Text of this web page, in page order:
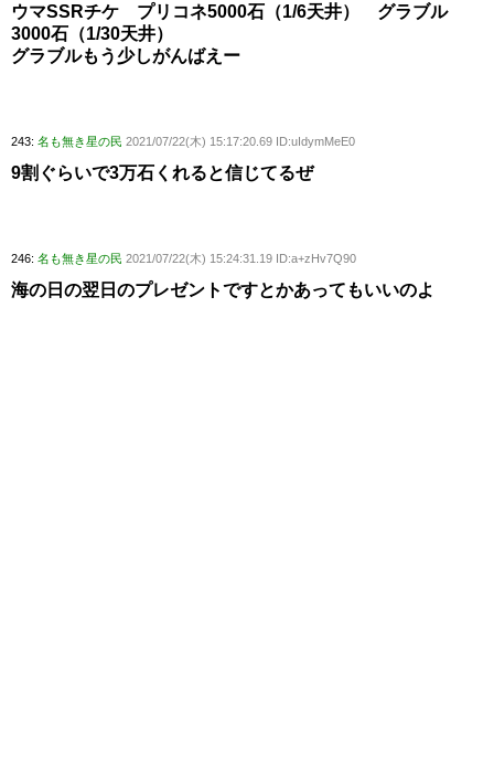
ウマSSRチケ プリコネ5000石（1/6天井） グラブル
3000石（1/30天井）
グラブルもう少しがんばえー
243: 名も無き星の民 2021/07/22(木) 15:17:20.69 ID:uIdymMeE0
9割ぐらいで3万石くれると信じてるぜ
246: 名も無き星の民 2021/07/22(木) 15:24:31.19 ID:a+zHv7Q90
海の日の翌日のプレゼントですとかあってもいいのよ